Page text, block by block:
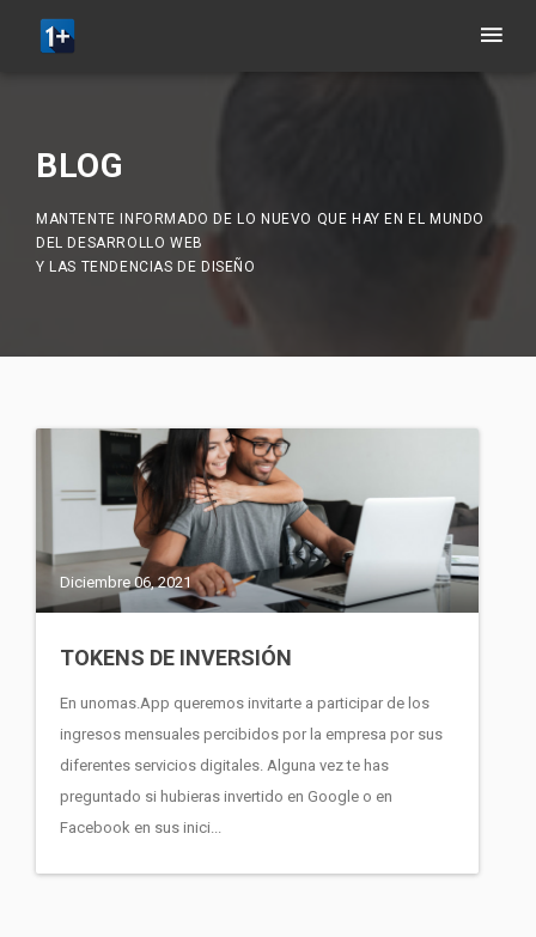
BLOG
MANTENTE INFORMADO DE LO NUEVO QUE HAY EN EL MUNDO
DEL DESARROLLO WEB
Y LAS TENDENCIAS DE DISEÑO
Diciembre 06, 2021
TOKENS DE INVERSIÓN
En unomas.App queremos invitarte a participar de los
ingresos mensuales percibidos por la empresa por sus
diferentes servicios digitales. Alguna vez te has
preguntado si hubieras invertido en Google o en
Facebook en sus inici...